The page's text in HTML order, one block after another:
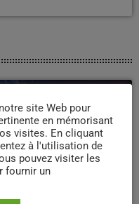
site Web pour
en mémorisant
visites. En cliquant
à l'utilisation de
pouvez visiter les
fournir un